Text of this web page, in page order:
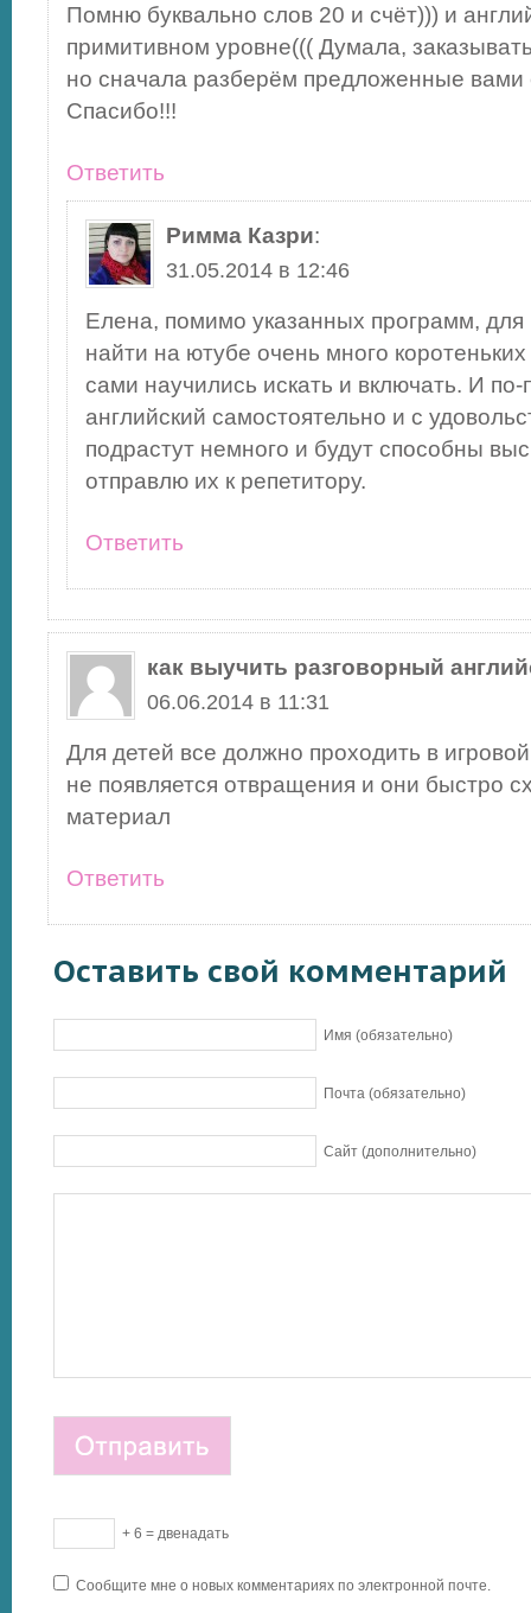
Помню буквально слов 20 и счёт))) и
примитивном уровне((( Думала,
но сначала разберём предложенные вами
Спасибо!!!
Ответить
Римма Казри:
31.05.2014 в 12:46
Елена, помимо указанных программ,
найти на ютубе очень много
сами научились искать и включать. И
английский самостоятельно и с
подрастут немного и будут способны
отправлю их к репетитору.
Ответить
как выучить разговорный
06.06.2014 в 11:31
Для детей все должно проходить в
не появляется отвращения и они быстро
материал
Ответить
Оставить свой комментарий
Имя (обязательно)
Почта (обязательно)
Сайт (дополнительно)
+ 6 = двенадать
Сообщите мне о новых комментариях по электронной почте.